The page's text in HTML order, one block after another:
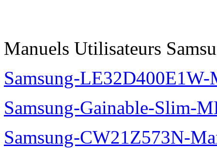
Manuels Utilisateurs
Samsung-LE32D400E1W-
Samsung-Gainable-Slim-
Samsung-CW21Z573N-